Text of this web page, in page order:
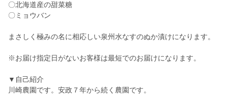
〇北海道産の甜菜糖
〇ミョウバン
まさしく極みの名に相応しい泉州水なすのぬか漬けになります。
※お届け指定日がないお客様は最短でのお届けになります。
▼自己紹介
川崎農園です。安政７年から続く農園です。